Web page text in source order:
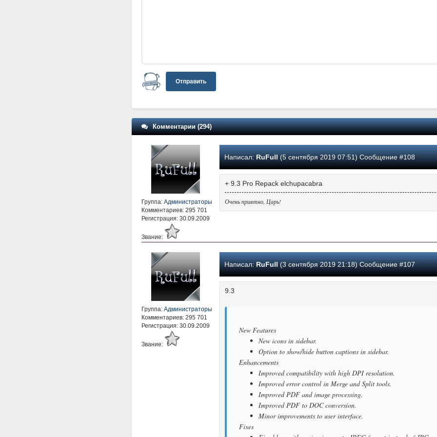
Отправить
Комментарии (294)
Группа: Администраторы
Комментариев: 295 701
Регистрация: 30.09.2009
Звание:
Написал: RuFull(5 сентября 2019 07:51) Сообщение #108
+ 9.3 Pro Repack elchupacabra
Очень приятно, Царь!
Группа: Администраторы
Комментариев: 295 701
Регистрация: 30.09.2009
Звание:
Написал: RuFull(3 сентября 2019 21:18) Сообщение #107
9.3
New Features
New icons in sidebar.
Option to show/hide button captions in sidebar.
Enhancements
Improved compatibility with high DPI resolution.
Improved error control in Merge and Split tools.
Improved PDF and image processing.
Improved PDF to DOC conversion.
Minor improvements to user interface.
Fixes